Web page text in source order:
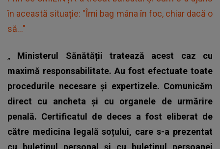
în această situație: "Îmi bag mâna în foc, chiar dacă o
să..."
„ Ministerul Sănătății tratează acest caz cu
maximă responsabilitate. Au fost efectuate toate
procedurile necesare și expertizele. Comunicăm
direct cu ancheta și cu organele de urmărire
penală. Certificatul de deces a fost eliberat de
către medicina legală soțului, care s-a prezentat
cu buletinul personal și cu buletinul persoanei